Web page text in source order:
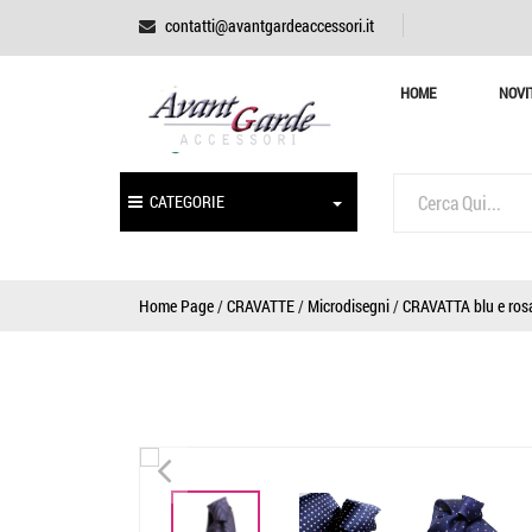
contatti@avantgardeaccessori.it
HOME
CATEGORIE
Home Page/CRAVATTE/ Microdisegni/CRAVATTA blu e
<